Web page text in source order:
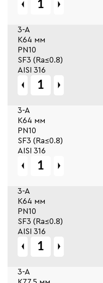
3-A
К64 мм
PN10
SF3 (Ra≤0.8)
AISI 316
3-A
К64 мм
PN10
SF3 (Ra≤0.8)
AISI 316
3-A
К64 мм
PN10
SF3 (Ra≤0.8)
AISI 316
3-A